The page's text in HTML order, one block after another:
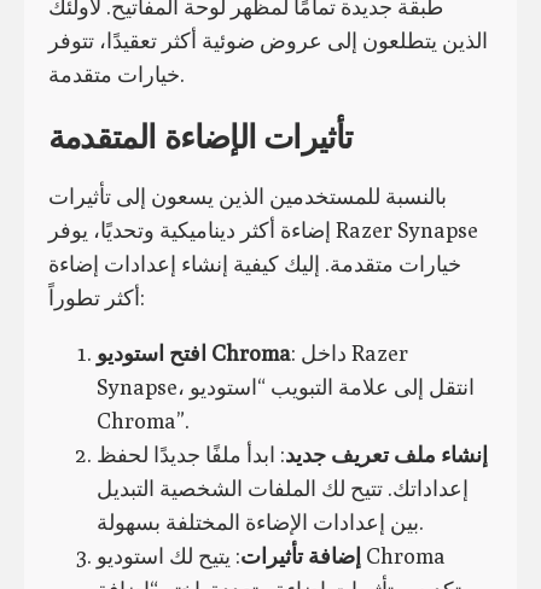
طبقة جديدة تمامًا لمظهر لوحة المفاتيح. لأولئك
الذين يتطلعون إلى عروض ضوئية أكثر تعقيدًا، تتوفر
خيارات متقدمة.
تأثيرات الإضاءة المتقدمة
بالنسبة للمستخدمين الذين يسعون إلى تأثيرات
إضاءة أكثر ديناميكية وتحديًا، يوفر Razer Synapse
خيارات متقدمة. إليك كيفية إنشاء إعدادات إضاءة
أكثر تطوراً:
افتح استوديو Chroma: داخل Razer
Synapse، انتقل إلى علامة التبويب “استوديو
Chroma”.
إنشاء ملف تعريف جديد: ابدأ ملفًا جديدًا لحفظ
إعداداتك. تتيح لك الملفات الشخصية التبديل
بين إعدادات الإضاءة المختلفة بسهولة.
إضافة تأثيرات: يتيح لك استوديو Chroma